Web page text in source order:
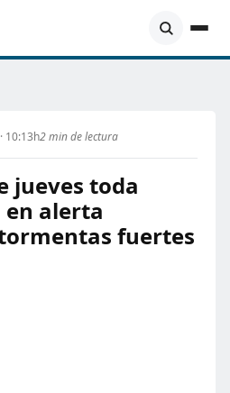
10:13h2 min de lectura
jueves toda
alerta
fuertes